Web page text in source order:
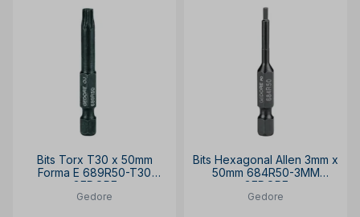
Bits Torx T30 x 50mm
Forma E 689R50-T30
GEDORE
Gedore
Bits Hexagonal Allen 3mm x
50mm 684R50-3MM
GEDORE
Gedore